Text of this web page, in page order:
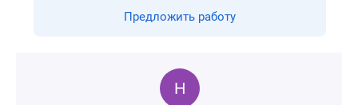
Предложить работу